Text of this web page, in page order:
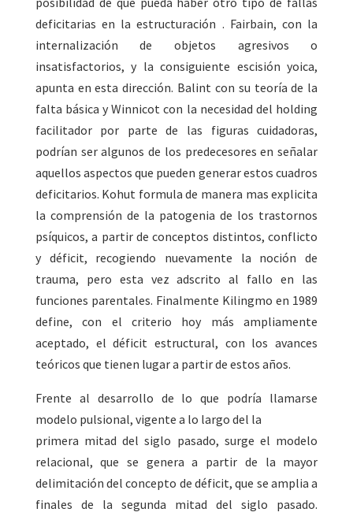
deficitarias en la estructuración . Fairbain, con la
internalización de objetos agresivos o
insatisfactorios, y la consiguiente escisión yoica,
apunta en esta dirección. Balint con su teoría de la
falta básica y Winnicot con la necesidad del holding
facilitador por parte de las figuras cuidadoras,
podrían ser algunos de los predecesores en señalar
aquellos aspectos que pueden generar estos cuadros
deficitarios. Kohut formula de manera mas explicita
la comprensión de la patogenia de los trastornos
psíquicos, a partir de conceptos distintos, conflicto
y déficit, recogiendo nuevamente la noción de
trauma, pero esta vez adscrito al fallo en las
funciones parentales. Finalmente Kilingmo en 1989
define, con el criterio hoy más ampliamente
aceptado, el déficit estructural, con los avances
teóricos que tienen lugar a partir de estos años.
Frente al desarrollo de lo que podría llamarse
modelo pulsional, vigente a lo largo del la
primera mitad del siglo pasado, surge el modelo
relacional, que se genera a partir de la mayor
delimitación del concepto de déficit, que se amplia a
finales de la segunda mitad del siglo pasado.